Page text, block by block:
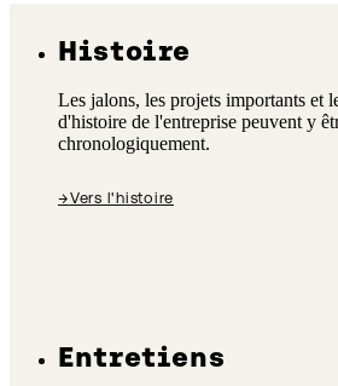
Histoire
Les jalons, les projets importants et
d'histoire de l'entreprise peuvent y
chronologiquement.
→Vers l'histoire
Entretiens